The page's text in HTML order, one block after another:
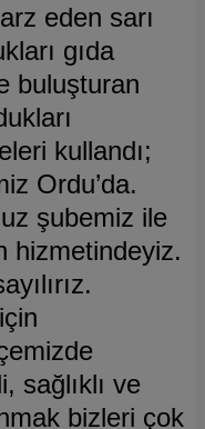
eden sarı
gıda
buluşturan
kullandı;
Ordu’da.
şubemiz ile
hizmetindeyiz.
sağlıklı ve
bizleri çok